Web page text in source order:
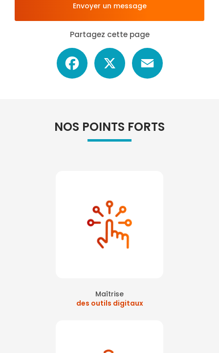
Envoyer un message
Partagez cette page
Facebook
NOS POINTS FORTS
Maîtrise
des outils digitaux